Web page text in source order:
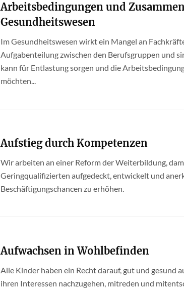
Arbeitsbedingungen und
Gesundheitswesen
Im Gesundheitswesen wirkt ein Mangel an
Aufgabenteilung zwischen den Berufsgruppen und
kann für Entlastung sorgen und die
möchten...
Aufstieg durch Kompetenzen
Wir arbeiten an einer Reform der Weiterbildung,
Geringqualifizierten aufgedeckt, entwickelt und
Beschäftigungschancen zu erhöhen.
Aufwachsen in Wohlbefinden
Alle Kinder haben ein Recht darauf, gut und gesund
ihren Interessen nachzugehen, mitreden und